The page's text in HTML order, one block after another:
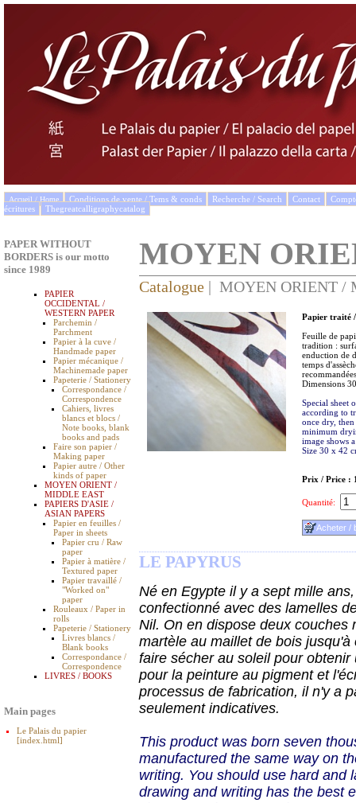
Accueil / Home Conditions de vente / Tems & conds Recherche / Search Contact
écritures
Thegreatcalligraphycatalog
PAPER WITHOUT
BORDERS is our motto
since 1989
PAPIER
OCCIDENTAL /
WESTERN PAPER
Parchemin /
Parchment
Papier à la cuve /
Handmade paper
Papier mécanique /
Machinemade paper
Papeterie / Stationery
Correspondance /
Correspondence
Cahiers, livres
blancs et blocs /
Note books, blank
books and pads
Faire son papier /
Making paper
Papier autre / Other
kinds of paper
MOYEN ORIENT /
MIDDLE EAST
PAPIERS D'ASIE /
ASIAN PAPERS
Papier en feuilles /
Paper in sheets
Papier cru / Raw
paper
Papier à matière /
Textured paper
Papier travaillé /
"Worked on"
paper
Rouleaux / Paper in
rolls
Papeterie / Stationery
Livres blancs /
Blank books
Correspondance /
Correspondence
LIVRES / BOOKS
Main pages
Le Palais du papier
[index.html]
MOYEN
Catalogue | MOYEN ORIENT /
Papier traité /
Feuille de
tradition :
enduction de
temps
Dimensions
Special sheet
according to
once dry,
minimum
image shows
Size 30 x 42
Prix / Price :
Quantité:
LE PAPYRUS
Né en Egypte il y a sept mille
confectionné avec des lamelles
Nil. On en dispose deux couches
martèle au maillet de bois
faire sécher au soleil pour
pour la peinture au pigment et
processus de fabrication, il n'y a
seulement indicatives.
This product was born seven
manufactured the same way on
writing. You should use hard and
drawing and writing has the best